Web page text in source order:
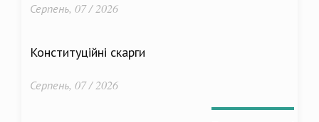
Серпень, 07 / 2026
Конституційні скарги
Серпень, 07 / 2026